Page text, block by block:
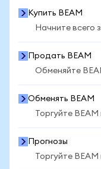
Купить BEAM
Начните всего
Продать BEAM
Обменяйте
Обменять BEAM
Торгуйте
Прогнозы
Торгуйте